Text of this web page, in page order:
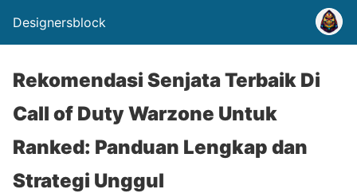
Designersblock
Rekomendasi Senjata Terbaik Di
Call of Duty Warzone Untuk
Ranked: Panduan Lengkap dan
Strategi Unggul